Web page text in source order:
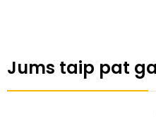
Jums taip pat